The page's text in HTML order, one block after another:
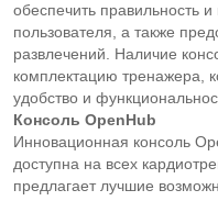
обеспечить правильность
пользователя, а также
развлечений. Наличие
комплектацию тренажера,
удобство и
Консоль OpenHub
Инновационная консоль
доступна на всех
предлагает лучшие